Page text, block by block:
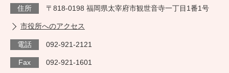
住所 〒818-0198 福岡県太宰府市観世音寺一丁目1番1号
市役所へのアクセス
電話 092-921-2121
Fax 092-921-1601